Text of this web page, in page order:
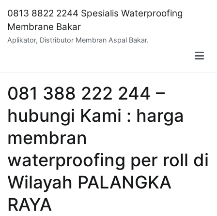
content
0813 8822 2244 Spesialis Waterproofing
Membrane Bakar
Aplikator, Distributor Membran Aspal Bakar.
081 388 222 244 –
hubungi Kami : harga
membran
waterproofing per roll di
Wilayah PALANGKA
RAYA